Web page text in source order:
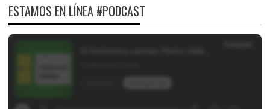
ESTAMOS EN LÍNEA #PODCAST